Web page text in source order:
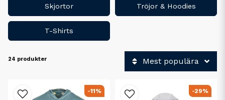
Skjortor Tröjor & Hoodies
T-Shirts
24 produkter Mest populära
-11% -29%